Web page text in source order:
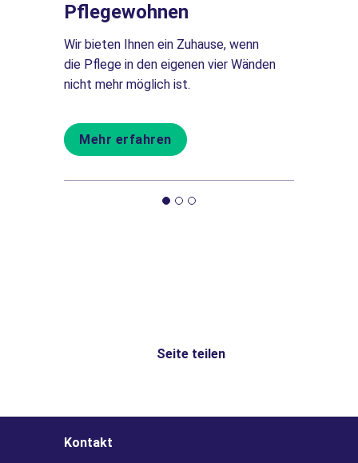
Pflegewohnen
Wir bieten Ihnen ein Zuhause, wenn
die Pflege in den eigenen vier Wänden
nicht mehr möglich ist.
Mehr erfahren
Seite teilen
Kontakt